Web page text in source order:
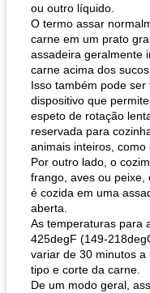
pão plano (out)
ou outro líquido.
O termo assar
carne em um prato
assadeira geralmente
carne acima dos
Isso também pode
dispositivo que
espeto de rotação
reservada para
animais inteiros, como
Por outro lado, o
frango, aves ou peixe,
é cozida em uma
aberta.
As temperaturas para
425degF (149-
variar de 30 minutos
tipo e corte da carne.
De um modo geral,